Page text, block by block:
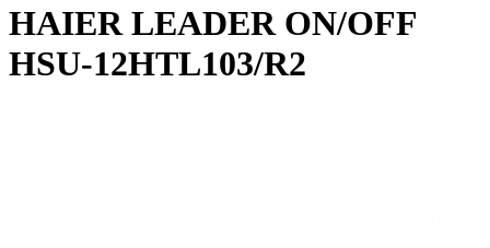
HAIER LEADER ON/OFF
HSU-12HTL103/R2